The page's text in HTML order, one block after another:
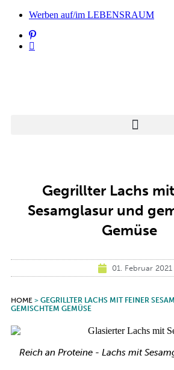
Werben auf/im LEBENSRAUM
Gegrillter Lachs
Sesamglasur und
Gemüse
01. Februar 2021
HOME > GEGRILLTER LACHS MIT FEINER
GEMISCHTEM GEMÜSE
Reich an Proteine - Lachs mit